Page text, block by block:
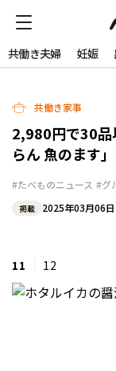
共働き夫婦 妊娠
共働き家事
2,980円で30品
らん 魚のます
#たべものニュース #グ
掲載 2025年03月06
11 12